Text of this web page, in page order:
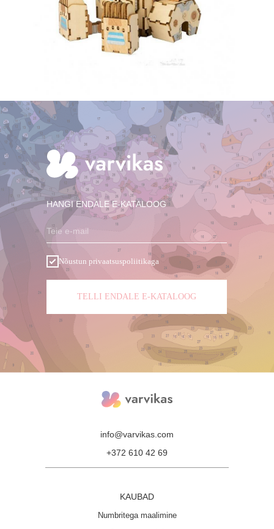
HANGI ENDALE E-KATALOOG
Teie e-mail
Nõustun privaatsuspoliitikaga
TELLI ENDALE E-KATALOOG
info@varvikas.com
+372 610 42 69
Numbritega maalimine
KAUBAD